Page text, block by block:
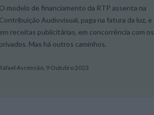
O modelo de financiamento da RTP assenta na
Contribuição Audiovisual, paga na fatura da luz, e
em receitas publicitárias, em concorrência com os
privados. Mas há outros caminhos.
Rafael Ascensão, 9 Outubro 2023